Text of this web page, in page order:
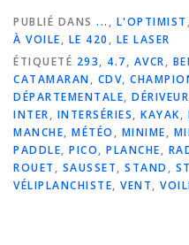
PUBLIÉ DANS ... , L'OPTIMIST ,
À VOILE, LE 420 , LE LASER
ÉTIQUETÉ 293, 4.7, AVCR,
CATAMARAN, CDV,
DÉPARTEMENTALE, DÉRIVEUR
INTER, INTERSÉRIES, KAYAK,
MANCHE, MÉTÉO , MINIME,
PADDLE, PICO, PLANCHE,
ROUET , SAUSSET, STAND ,
VÉLIPLANCHISTE, VENT,